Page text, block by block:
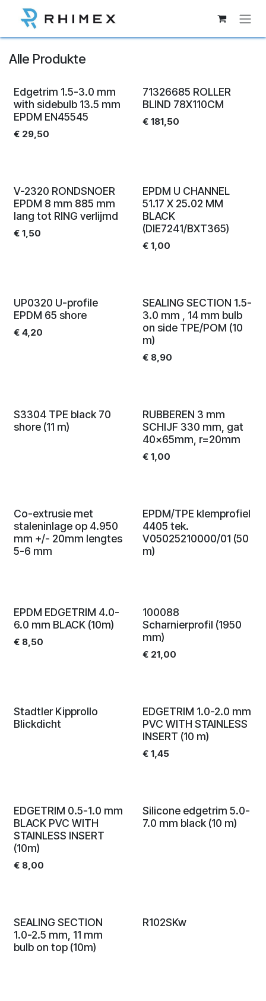
Zum Inhalt springen
Alle Produkte
Edgetrim 1.5-3.0 mm
with sidebulb 13.5 mm
EPDM EN45545
€ 29,50
71326685 ROLLER
BLIND 78X110CM
€ 181,50
V-2320 RONDSNOER
EPDM 8 mm 885 mm
lang tot RING verlijmd
€ 1,50
EPDM U CHANNEL
51.17 X 25.02 MM
BLACK
(DIE7241/BXT365)
€ 1,00
UP0320 U-profile
EPDM 65 shore
€ 4,20
SEALING SECTION 1.5-
3.0 mm , 14 mm bulb
on side TPE/POM (10
m)
€ 8,90
S3304 TPE black 70
shore (11 m)
RUBBEREN 3 mm
SCHIJF 330 mm, gat
40x65mm, r=20mm
€ 1,00
Co-extrusie met
staleninlage op 4.950
mm +/- 20mm lengtes
5-6 mm
EPDM/TPE klemprofiel
4405 tek.
V05025210000/01 (50
m)
EPDM EDGETRIM 4.0-
6.0 mm BLACK (10m)
€ 8,50
100088
Scharnierprofil (1950
mm)
€ 21,00
Stadtler Kipprollo
Blickdicht
EDGETRIM 1.0-2.0 mm
PVC WITH STAINLESS
INSERT (10 m)
€ 1,45
EDGETRIM 0.5-1.0 mm
BLACK PVC WITH
STAINLESS INSERT
(10m)
€ 8,00
Silicone edgetrim 5.0-
7.0 mm black (10 m)
SEALING SECTION
1.0-2.5 mm, 11 mm
bulb on top (10m)
R102SKw